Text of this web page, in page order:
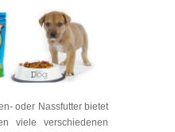
oder Nassfutter bietet
viele verschiedenen